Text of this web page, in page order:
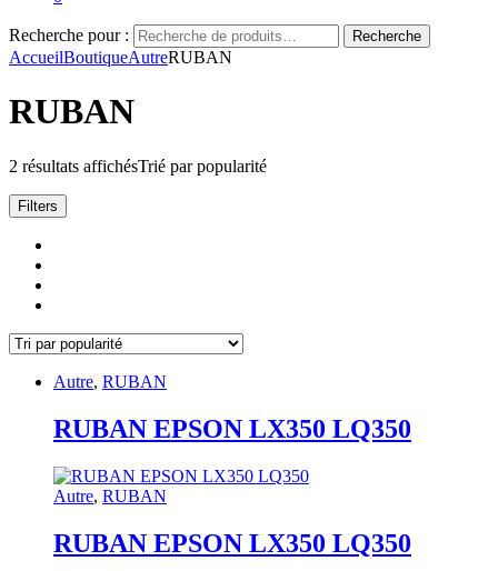
Recherche pour : Recherche
AccueilBoutiqueAutreRUBAN
RUBAN
2 résultats affichésTrié par popularité
Filters
Autre, RUBAN
RUBAN EPSON LX350 LQ350
Autre, RUBAN
RUBAN EPSON LX350 LQ350